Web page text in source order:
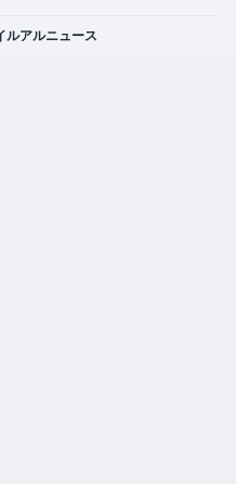
ルアルニュース